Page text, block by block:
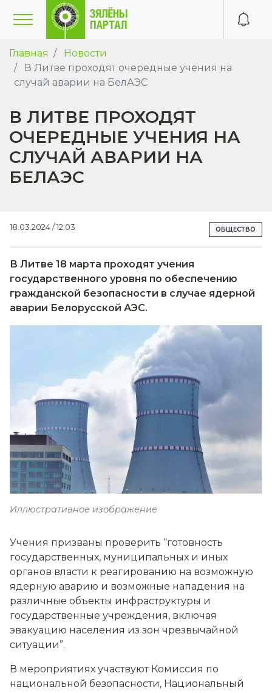
Главная
Новости
В Литве проходят очередные учения на
случай аварии на БелАЭС
В ЛИТВЕ ПРОХОДЯТ
ОЧЕРЕДНЫЕ УЧЕНИЯ НА
СЛУЧАЙ АВАРИИ НА
БЕЛАЭС
18.03.2024 / 12:03 ОБЩЕСТВО
В Литве 18 марта проходят учения
государственного уровня по обеспечению
гражданской безопасности в случае ядерной
аварии Белорусской АЭС.
Иллюстративное изображение
Учения призваны проверить “готовность
государственных, муниципальных и иных
органов власти к реагированию на возможную
ядерную аварию и возможные нападения на
различные объекты инфраструктуры и
государственные учреждения, включая
эвакуацию населения из зон чрезвычайной
ситуации”.
В мероприятиях участвуют Комиссия по
национальной безопасности, Национальный